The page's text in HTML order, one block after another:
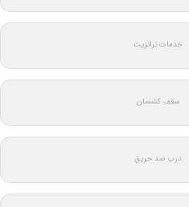
خدمات ترانزیت
سقف کشسان
درب ضد حریق